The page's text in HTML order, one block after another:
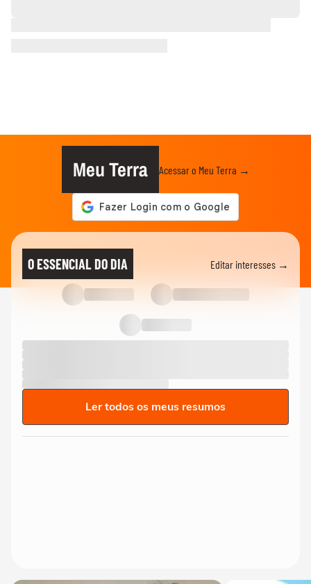
Meu Terra Acessar o Meu Terra →
O ESSENCIAL DO DIA Editar interesses →
Ler todos os meus resumos